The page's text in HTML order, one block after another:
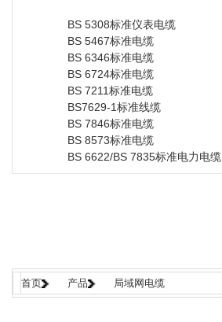
BS 5308标准仪表电缆
BS 5467标准电缆
BS 6346标准电缆
BS 6724标准电缆
BS 7211标准电缆
BS7629-1标准线缆
BS 7846标准电缆
BS 8573标准电缆
BS 6622/BS 7835标准电力电缆
首页 产品 局域网电缆